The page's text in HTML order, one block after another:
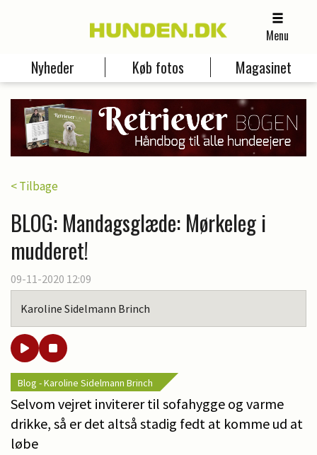
Menu
Nyheder Køb fotos Magasinet
< Tilbage
BLOG: Mandagsglæde: Mørkeleg i
mudderet!
09-11-2020 12:09
Karoline Sidelmann Brinch
Blog - Karoline Sidelmann Brinch
Selvom vejret inviterer til sofahygge og varme
drikke, så er det altså stadig fedt at komme ud at
løbe